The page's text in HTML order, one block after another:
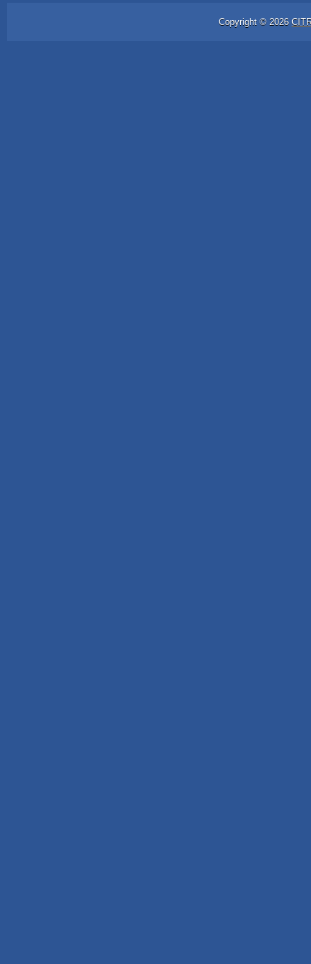
Copyright © 2026